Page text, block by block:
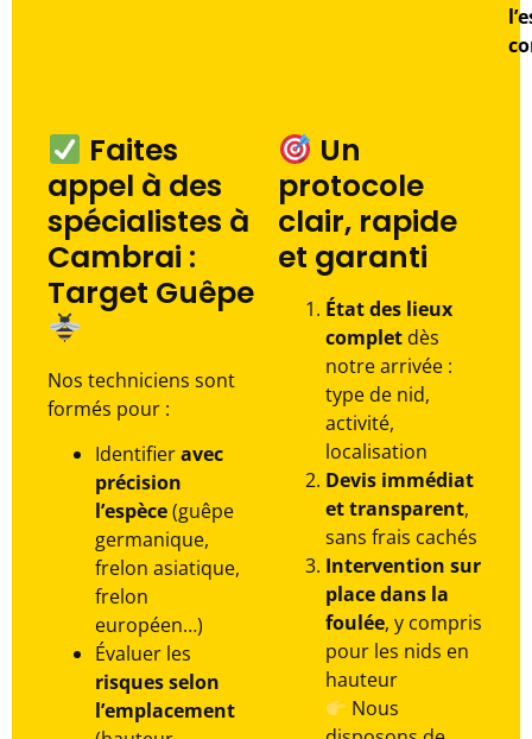
Faites
appel à des
spécialistes à
Cambrai :
Target Guêpe
Nos techniciens sont
formés pour :
Identifieravec
précision
l’espèce(guêpe
germanique,
frelon asiatique,
frelon
européen…)
Évaluer les
risques selon
l’emplacement
Un
protocole
clair, rapide
et garanti
État des lieux
complet dès
notre arrivée :
type de nid,
activité,
localisation
Devis immédiat
et transparent,
sans frais cachés
Intervention sur
place dans la
foulée, y compris
pour les nids en
hauteur
Nous